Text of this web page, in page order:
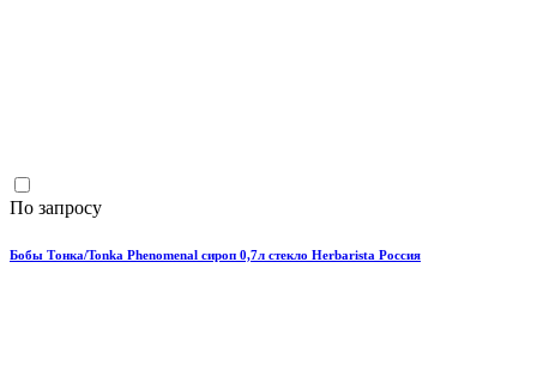
По запросу
Бобы Тонка/Tonka Phenomenal сироп 0,7л стекло Herbarista Россия